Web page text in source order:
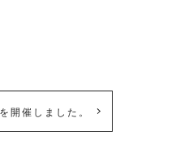
催しました。